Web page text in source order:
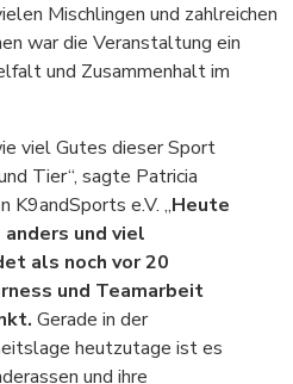
Mischlingen und zahlreichen
war die Veranstaltung ein
und Zusammenhalt im
viel Gutes dieser Sport
Tier“, sagte Patricia
K9andSports e.V. „Heute
und viel
als noch vor 20
und Teamarbeit
Gerade in der
heutzutage ist es
und ihre